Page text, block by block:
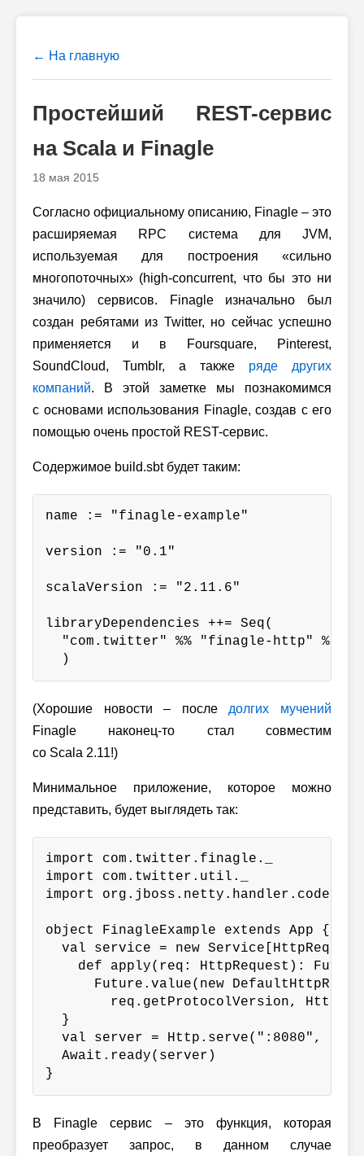
← На главную
Простейший REST-cервис
на Scala и Finagle
18 мая 2015
Согласно официальному описанию, Finagle – это
расширяемая RPC система для JVM,
используемая для построения «сильно
многопоточных» (high-concurrent, что бы это ни
значило) сервисов. Finagle изначально был
создан ребятами из Twitter, но сейчас успешно
применяется и в Foursquare, Pinterest,
SoundCloud, Tumblr, а также ряде других
компаний. В этой заметке мы познакомимся
с основами использования Finagle, создав с его
помощью очень простой REST-сервис.
Содержимое build.sbt будет таким:
name := "finagle-example"
version := "0.1"
scalaVersion := "2.11.6"
libraryDependencies ++= Seq(
"com.twitter" %% "finagle-http" %
  )
(Хорошие новости – после долгих мучений
Finagle наконец-то стал совместим
со Scala 2.11!)
Минимальное приложение, которое можно
представить, будет выглядеть так:
import com.twitter.finagle._
import com.twitter.util._
import
object FinagleExample extends App {
val service = new
def apply(req: HttpRequest):
Future.value(new
req.getProtocolVersion,
  }
val server = Http.serve(":8080",
  Await.ready(server)
}
В Finagle сервис – это функция, которая
преобразует запрос, в данном случае